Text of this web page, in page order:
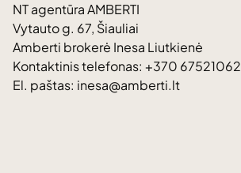
NT agentūra AMBERTI
Vytauto g. 67, Šiauliai
Amberti brokerė Inesa Liutkienė
Kontaktinis telefonas: +370 67521062
El. paštas: inesa@amberti.lt